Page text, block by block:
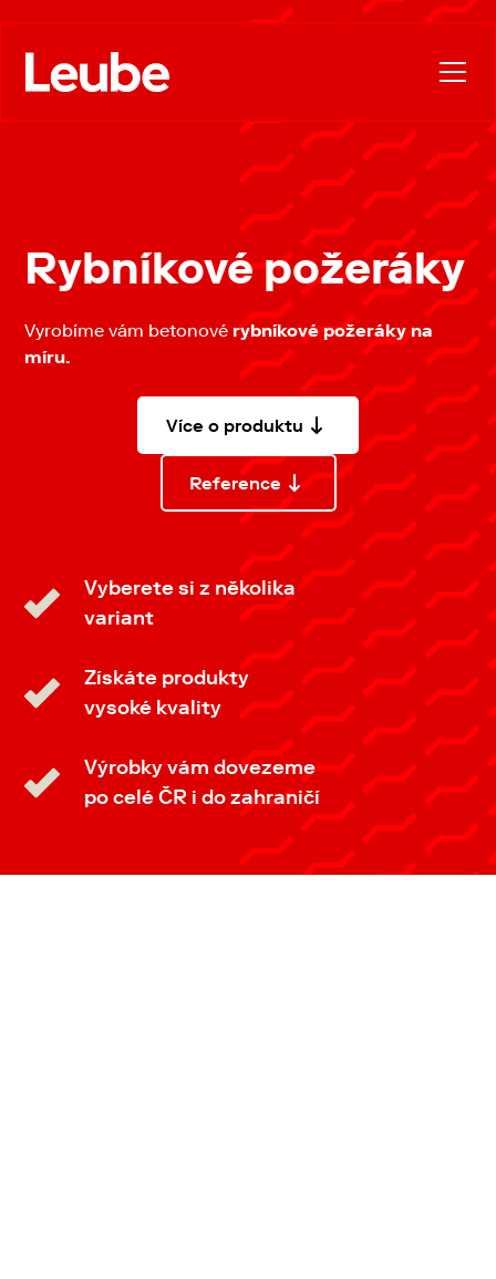
Rybníkové požeráky
Vyrobíme vám betonové rybníkové požeráky na
míru.
Více o produktu
Reference
Vyberete si z několika
variant
Získáte produkty
vysoké kvality
Výrobky vám dovezeme
po celé ČR i do zahraničí